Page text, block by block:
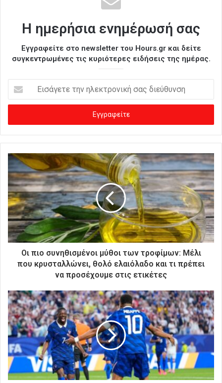
Η ημερήσια ενημέρωσή σας
Εγγραφείτε στο newsletter του Hours.gr και δείτε
συγκεντρωμένες τις κυριότερες ειδήσεις της ημέρας.
σ
γ
ε
ε
τ
η
ν
η
λ
ε
κ
τ
κ
ή
σ
α
ς
δ
ι
ε
ύ
Οι πιο συνηθισμένοι μύθοι των τροφίμων: Μέλι
που κρυσταλλώνει, θολό ελαιόλαδο και τι πρέπει
να προσέχουμε στις ετικέτες